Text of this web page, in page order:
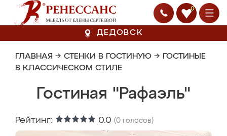
0
ДЕДОВСК
ГЛАВНАЯ → СТЕНКИ В ГОСТИНУЮ → ГОСТИНЫЕ
В КЛАССИЧЕСКОМ СТИЛЕ
Гостиная "Рафаэль"
Рейтинг: 0.0 (0 голосов)